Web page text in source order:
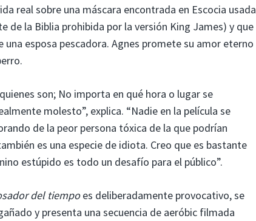
real sobre una máscara encontrada en Escocia usada
de la Biblia prohibida por la versión King James) y que
esposa pescadora. Agnes promete su amor eterno
son; No importa en qué hora o lugar se
molesto”, explica. “Nadie en la película se
de la peor persona tóxica de la que podrían
es una especie de idiota. Creo que es bastante
estúpido es todo un desafío para el público”.
del tiempoes deliberadamente provocativo, se
y presenta una secuencia de aeróbic filmada